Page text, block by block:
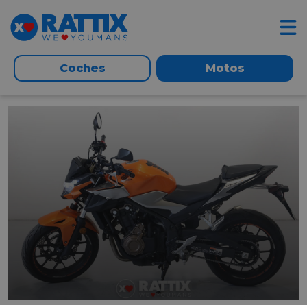
Coches Motos